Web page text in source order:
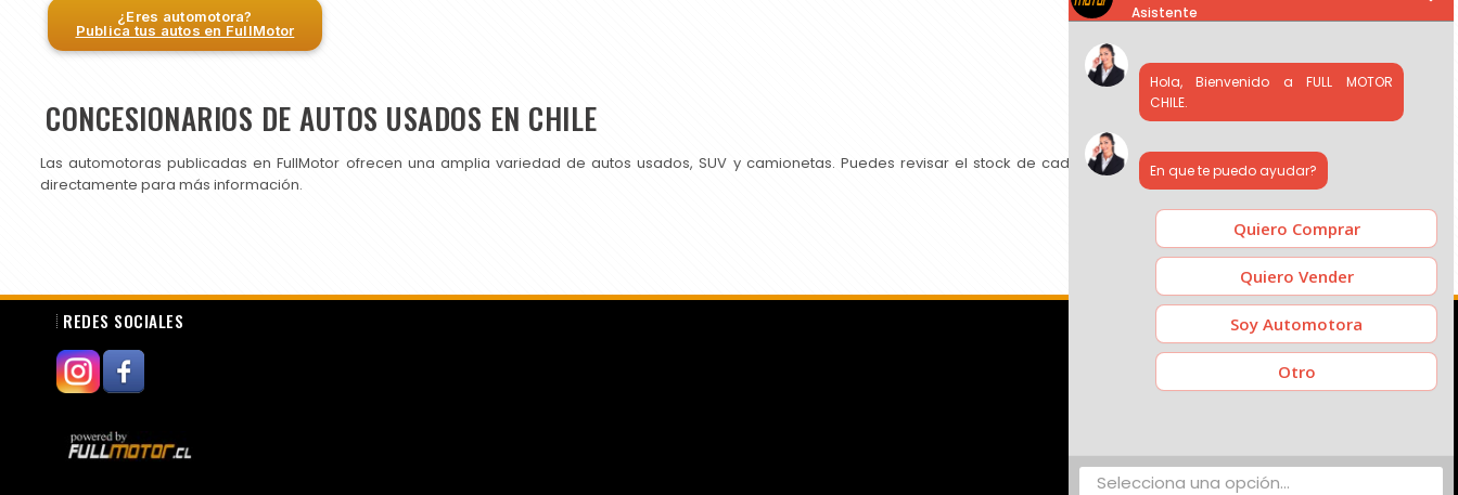
¿Eres automotora?
Publica tus autos en FullMotor
CONCESIONARIOS DE AUTOS USADOS EN CHILE
Las automotoras publicadas en FullMotor ofrecen una amplia variedad de autos usados, SUV y camionetas. Puedes revisar el stock de cada concesionario, comparar precios y contactar
directamente para más información.
REDES SOCIALES
Asistente
Hola, Bienvenido a FULL MOTOR
CHILE.
En que te puedo ayudar?
Quiero Comprar
Quiero Vender
Soy Automotora
Otro